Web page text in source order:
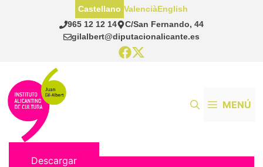
965 12 12 14
C/San Fernando, 44
gilalbert@diputacionalicante.es
Castellano ValenciàEnglish
MENÚ
Descargar